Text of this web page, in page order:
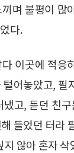
며 불평이 많
다.
이곳에 적응
어놓았고,
고, 듣던 친
들었던 터라
않아 혼자 삭